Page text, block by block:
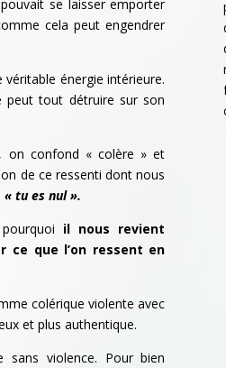
se laisser emporter
cela peut engendrer
énergie intérieure.
peut tout détruire sur son
on confond « colère » et
de ce ressenti dont nous
« tu es nul ».
pourquoi il nous revient
ce que l’on ressent en
colérique violente avec
et plus authentique.
sans violence. Pour bien